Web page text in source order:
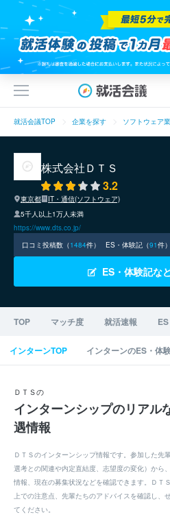
就活会議TOP 企業を探す ソフトウェア
株式会社ＤＴＳ
3.2
東京都
IT・通信(ソフトウェア)
5千人以上1万人未満
https://www.dts.co.jp/
口コミ投稿数（1484件） ES・体験記（91件）
ES・体験記な
TOP マッチ度 就活速報
インターンTOP インターンのES・体
ＤＴＳの
インターンシップのリアル
遇情報
ＤＴＳのインターンシップ情報です。参加した先
選考との関連や内定直結度、志望度の変化）から
情報、現在の募集状況などを確認できます。ＤＴ
上での注意点、先輩たちのアドバイスを確認し、
てください。